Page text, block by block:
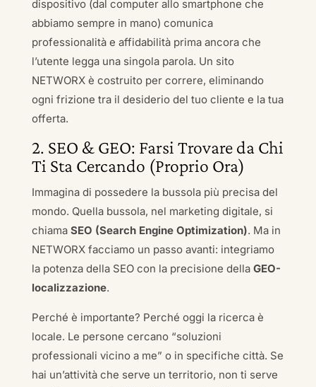
dispositivo (dal computer allo smartphone che
abbiamo sempre in mano) comunica
professionalità e affidabilità prima ancora che
l’utente legga una singola parola. Un sito
NETWORX è costruito per correre, eliminando
ogni frizione tra il desiderio del tuo cliente e la tua
offerta.
2. SEO & GEO: Farsi Trovare da Chi
Ti Sta Cercando (Proprio Ora)
Immagina di possedere la bussola più precisa del
mondo. Quella bussola, nel marketing digitale, si
chiama SEO (Search Engine Optimization). Ma in
NETWORX facciamo un passo avanti: integriamo
la potenza della SEO con la precisione della GEO-
localizzazione.
Perché è importante? Perché oggi la ricerca è
locale. Le persone cercano “soluzioni
professionali vicino a me” o in specifiche città. Se
hai un’attività che serve un territorio, non ti serve